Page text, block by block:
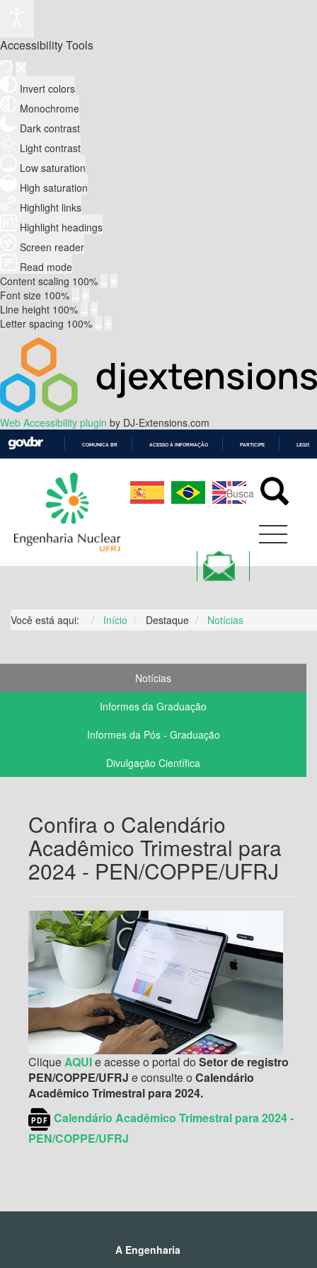
Accessibility Tools
Invert colors
Monochrome
Dark contrast
Light contrast
Low saturation
High saturation
Highlight links
Highlight headings
Screen reader
Read mode
Content scaling 100%
Font size 100%
Line height 100%
Letter spacing 100%
Web Accessibility plugin by DJ-Extensions.com
CONTEÚDO
COMUNICA BR ACESSO À INFORMAÇÃO PARTICIPE
Você está aqui: Início Destaque Notícias
Notícias
Informes da Graduação
Informes da Pós - Graduação
Divulgação Científica
Confira o Calendário
Acadêmico Trimestral para
2024 - PEN/COPPE/UFRJ
CliqueAQUIe acesse o portal do Setor de registro
PEN/COPPE/UFRJ e consulte o Calendário
Acadêmico Trimestral para 2024.
Calendário Acadêmico Trimestral para 2024 -
PEN/COPPE/UFRJ
A Engenharia